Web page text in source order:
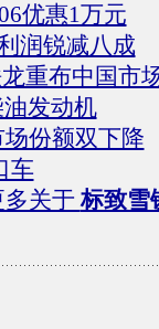
优惠1万元
润锐减八成
重布中国市
发动机
份额双下降
车
多关于标致雪